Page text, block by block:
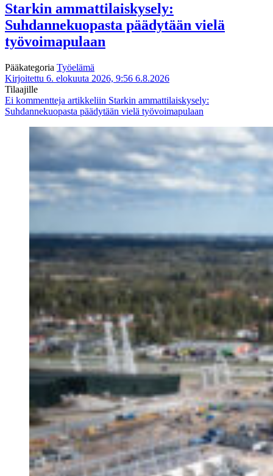
Starkin ammattilaiskysely:
Suhdannekuopasta päädytään vielä
työvoimapulaan
Pääkategoria Työelämä
Kirjoitettu 6. elokuuta 2026, 9:56 6.8.2026
Tilaajille
Ei kommentteja artikkeliin Starkin ammattilaiskysely:
Suhdannekuopasta päädytään vielä työvoimapulaan